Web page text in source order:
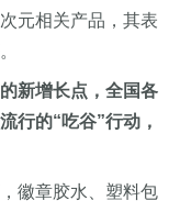
元相关产品，其表
新增长点，全国各
行的“吃谷”行动，
徽章胶水、塑料包